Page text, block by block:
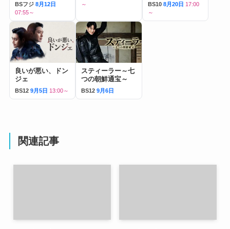
BSフジ 8月12日
07:55～
～
BS10 8月20日 17:00
～
良いが悪い、ドン
ジェ
BS12 9月5日 13:00～
スティーラー～七
つの朝鮮通宝～
BS12 9月6日
関連記事